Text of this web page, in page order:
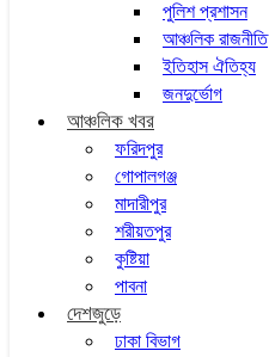
পুলিশ প্রশাসন
আঞ্চলিক রাজনীতি
ইতিহাস ঐতিহ্য
জনদুর্ভোগ
আঞ্চলিক খবর
ফরিদপুর
গোপালগঞ্জ
মাদারীপুর
শরীয়তপুর
কুষ্টিয়া
পাবনা
দেশজুড়ে
ঢাকা বিভাগ